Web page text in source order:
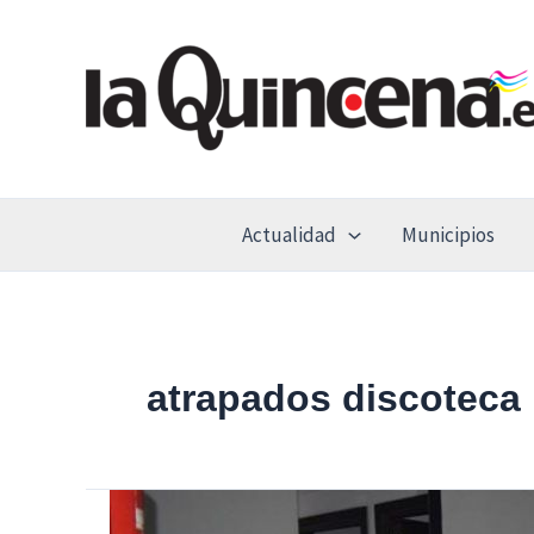
Actualidad Municipios
atrapados discoteca
Rescatadas